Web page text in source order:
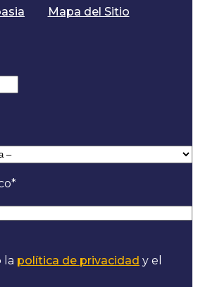
Mapa del Sitio
*
la política de privacidad y el